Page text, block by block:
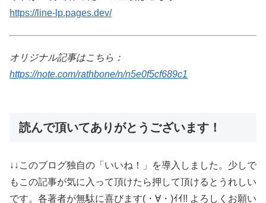
https://line-lp.pages.dev/
オリジナル記事はこちら：
https://note.com/rathbone/n/n5e0f5cf689c1
読んで頂いてありがとうございます！
↓↓このブログ独自の「いいね！」を導入しました。少しで
もこの記事が気に入って頂けたら押して頂けるとうれしい
です。各著者が無駄に喜びます(・∀・)ｲｲ!! よろしくお願い